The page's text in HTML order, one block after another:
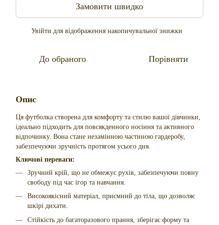
Замовити швидко
Увійти для відображення накопичувальної знижки
До обраного Порівняти
Опис
Ця футболка створена для комфорту та стилю вашої дівчинки,
ідеально підходить для повсякденного носіння та активного
відпочинку. Вона стане незамінною частиною гардеробу,
забезпечуючи зручність протягом усього дня.
Ключові переваги:
Зручний крій, що не обмежує рухів, забезпечуючи повну
свободу під час ігор та навчання.
Високоякісний матеріал, приємний до тіла, що дозволяє
шкірі дихати.
Стійкість до багаторазового прання, зберігає форму та